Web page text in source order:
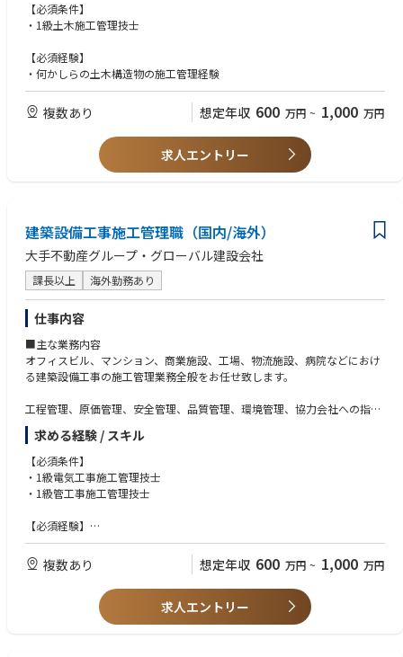
※海外勤務をご希望の方もご応募下さい
【必須条件】
・1級土木施工管理技士
【必須経験】
・何かしらの土木構造物の施工管理経験
複数あり 想定年収 600 万円 ~ 1,000 万円
求人エントリー
建築設備工事施工管理職（国内/海外）
大手不動産グループ・グローバル建設会社
課長以上 海外勤務あり
仕事内容
■主な業務内容
オフィスビル、マンション、商業施設、工場、物流施設、病院などにおけ
る建築設備工事の施工管理業務全般をお任せ致します。
工程管理、原価管理、安全管理、品質管理、環境管理、協力会社への指
示、近隣対応等 など
※海外勤務をご希望の方もご応募下さい
※全国に転勤の可能性あり
求める経験 / スキル
【必須条件】
・1級電気工事施工管理技士
・1級管工事施工管理技士
【必須経験】
・S造、RC造の建築設備工事施工管理経験
※ご経験に関して
ご専門が電気、機械のどちらかでも構いません
複数あり 想定年収 600 万円 ~ 1,000 万円
求人エントリー